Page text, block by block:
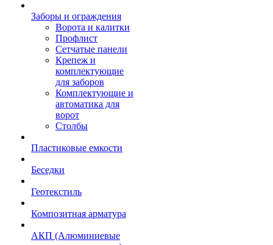
Заборы и ограждения
Ворота и калитки
Профлист
Сетчатые панели
Крепеж и
комплектующие
для заборов
Комплектующие и
автоматика для
ворот
Столбы
Пластиковые емкости
Беседки
Геотекстиль
Композитная арматура
АКП (Алюминиевые